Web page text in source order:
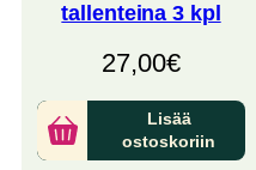
tallenteina 3 kpl
27,00€
Lisää
ostoskoriin